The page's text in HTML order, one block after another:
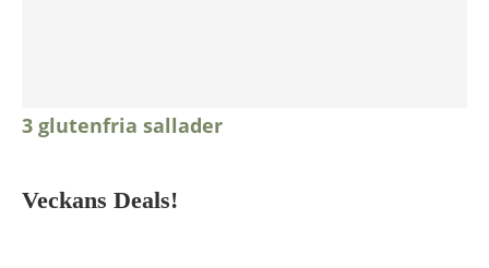
3 glutenfria sallader
Veckans Deals!